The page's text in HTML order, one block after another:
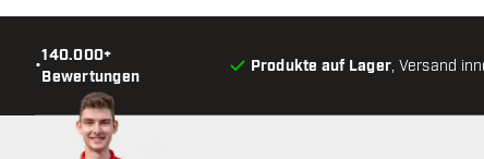
•
140.000+
Bewertungen
Produkte auf Lager, Versand